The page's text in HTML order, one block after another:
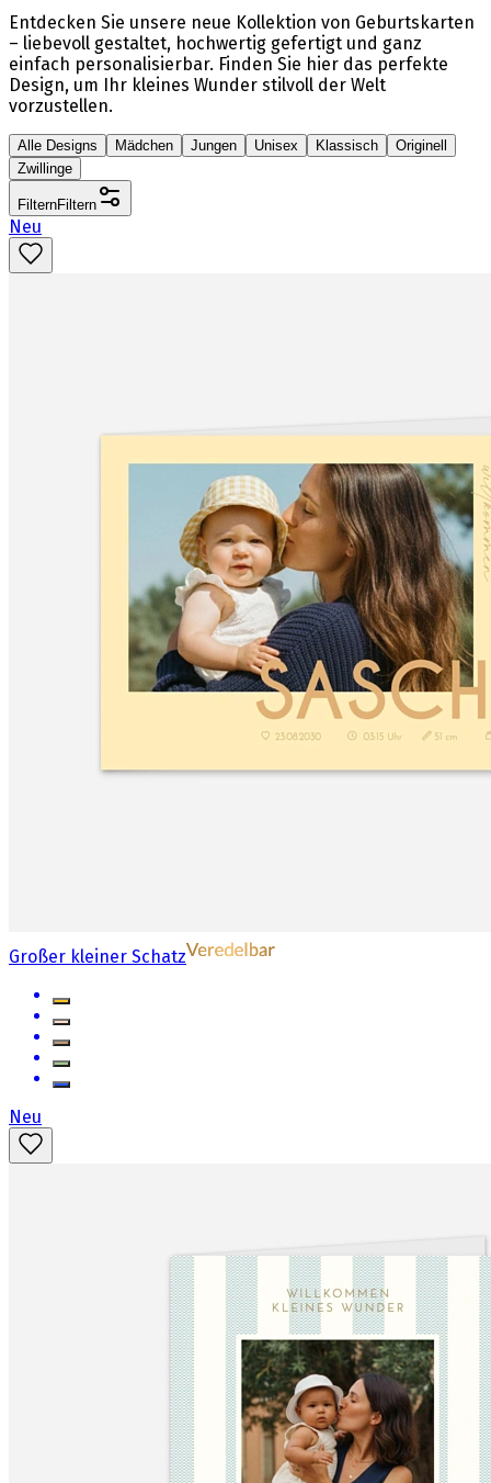
Entdecken Sie unsere neue Kollektion von Geburtskarten
– liebevoll gestaltet, hochwertig gefertigt und ganz
einfach personalisierbar. Finden Sie hier das perfekte
Design, um Ihr kleines Wunder stilvoll der Welt
vorzustellen.
Alle Designs Mädchen Jungen Unisex Klassisch
Originell
Zwillinge
FilternFiltern
Neu
Großer kleiner Schatz
Neu